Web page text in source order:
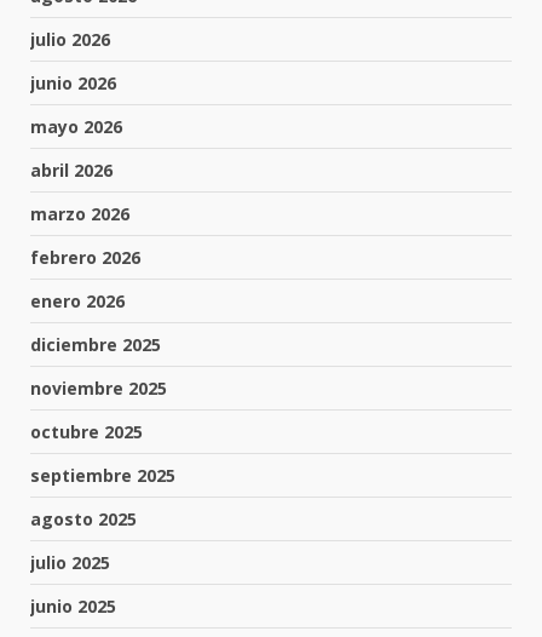
julio 2026
junio 2026
mayo 2026
abril 2026
marzo 2026
febrero 2026
enero 2026
diciembre 2025
noviembre 2025
octubre 2025
septiembre 2025
agosto 2025
julio 2025
junio 2025